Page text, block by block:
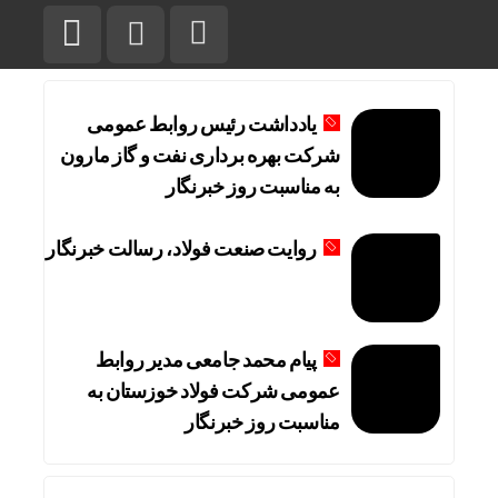
یادداشت رئیس روابط عمومی
شرکت بهره برداری نفت و گاز مارون
به مناسبت روز خبرنگار
روایت صنعت فولاد،‌ رسالت خبرنگار
پیام محمد جامعی مدیر روابط
عمومی شرکت فولاد خوزستان به
مناسبت روز خبرنگار